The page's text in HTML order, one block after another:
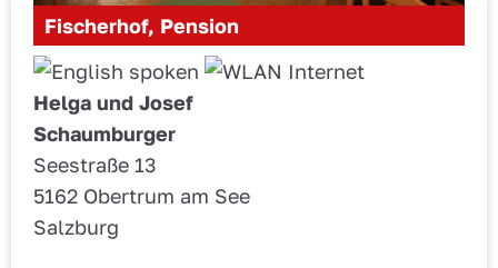
Fischerhof, Pension
Helga und Josef
Schaumburger
Seestraße 13
5162 Obertrum am See
Salzburg